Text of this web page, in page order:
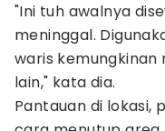
"Ini tuh awalnya
meninggal.
waris kemungkinan
lain," kata dia.
Pantauan di lokasi,